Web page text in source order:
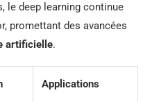
le deep learning continue
promettant des avancées
artificielle.
Applications